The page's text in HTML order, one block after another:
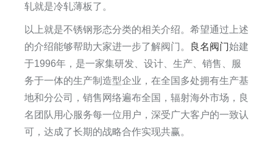
轧就是冷轧薄板了。
以上就是不锈钢形态分类的相关介绍。希望通过上述
的介绍能够帮助大家进一步了解阀门。
良名阀门始建
于1996年，是一家集研发、设计、生产、销售、服
务于一体的生产制造型企业，在全国多处拥有生产基
地和分公司，销售网络遍布全国，辐射海外市场，良
名团队用心服务每一位用户，深受广大客户的一致认
可，达成了长期的战略合作实现共赢。​